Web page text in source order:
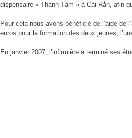
dispensaire « Thánh Tâm » à Cái Rắn, afin
Pour cela nous avons bénéficié de l’aide de
euros pour la formation des deux jeunes,
En janvier 2007, l’infirmière a terminé ses